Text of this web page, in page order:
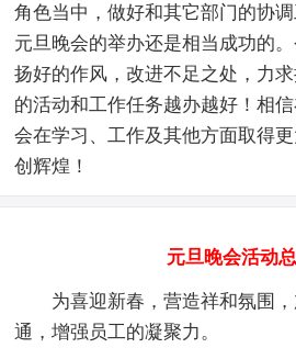
角色当中，做好和其它部门的协
元旦晚会的举办还是相当成功的
扬好的作风，改进不足之处，力
的活动和工作任务越办越好！相
会在学习、工作及其他方面取得
创辉煌！
元旦晚会活动
为喜迎新春，营造祥和氛围，
通，增强员工的凝聚力。